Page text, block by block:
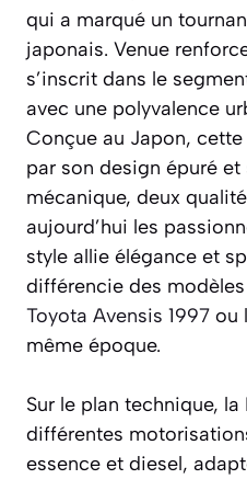
qui a marqué un
japonais. Venue
s’inscrit dans le
avec une polyvalence
Conçue au Japon,
par son design épuré et
mécanique, deux
aujourd’hui les
style allie élégance et
différencie des
Toyota Avensis 1997 ou
même époque.
Sur le plan technique,
différentes
essence et diesel,